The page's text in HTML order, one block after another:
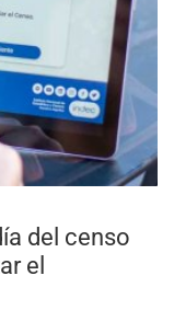
del censo
el